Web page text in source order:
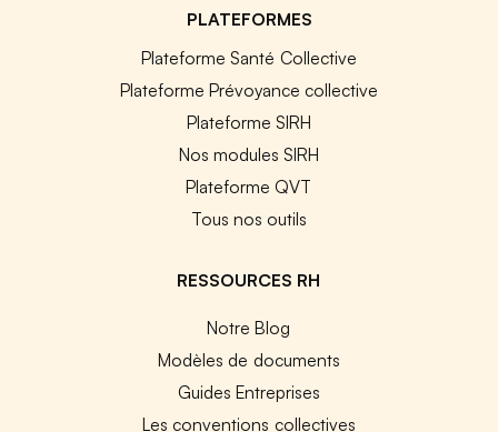
PLATEFORMES
Plateforme Santé Collective
Plateforme Prévoyance collective
Plateforme SIRH
Nos modules SIRH
Plateforme QVT
Tous nos outils
RESSOURCES RH
Notre Blog
Modèles de documents
Guides Entreprises
Les conventions collectives